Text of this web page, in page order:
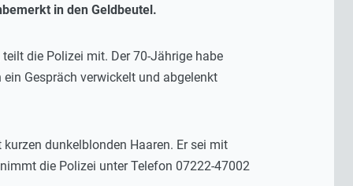
in den Geldbeutel.
die Polizei mit. Der 70-Jährige habe
Gespräch verwickelt und abgelenkt
dunkelblonden Haaren. Er sei mit
die Polizei unter Telefon 07222-47002